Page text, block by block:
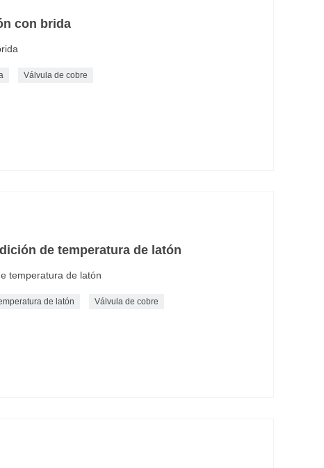
con brida
Válvula de cobre
de temperatura de latón
temperatura de latón
de latón Válvula de cobre